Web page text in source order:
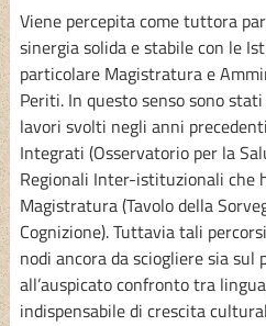
Viene percepita come tuttora
sinergia solida e stabile con le
particolare Magistratura e
Periti. In questo senso sono
lavori svolti negli anni
Integrati (Osservatorio per la
Regionali Inter-istituzionali che
Magistratura (Tavolo della
Cognizione). Tuttavia tali
nodi ancora da sciogliere sia
all’auspicato confronto tra
indispensabile di crescita